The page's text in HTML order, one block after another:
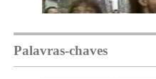
Palavras-chaves